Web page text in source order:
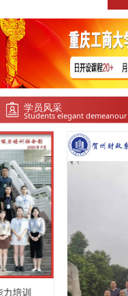
学员风采
Students elegant demeanour